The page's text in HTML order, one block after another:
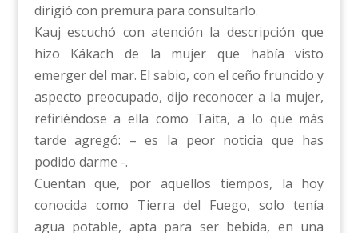
dirigió con premura para consultarlo.
Kauj escuchó con atención la descripción que
hizo Kákach de la mujer que había visto
emerger del mar. El sabio, con el ceño fruncido y
aspecto preocupado, dijo reconocer a la mujer,
refiriéndose a ella como Taita, a lo que más
tarde agregó: – es la peor noticia que has
podido darme -.
Cuentan que, por aquellos tiempos, la hoy
conocida como Tierra del Fuego, solo tenía
agua potable, apta para ser bebida, en una